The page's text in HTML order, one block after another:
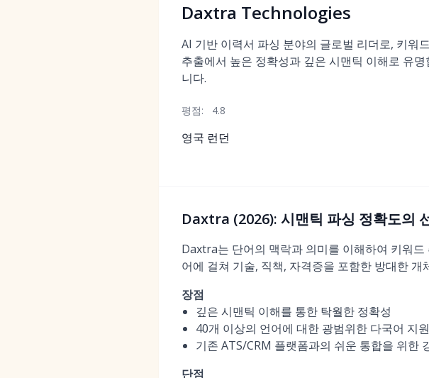
Daxtra Technologies
AI 기반 이력서 파싱 분야의 글로벌 리더로, 키워드
추출에서 높은 정확성과 깊은 시맨틱 이해로 유명
니다.
평점: 4.8
영국 런던
Daxtra (2026): 시맨틱 파싱 정확도의
Daxtra는 단어의 맥락과 의미를 이해하여 키워
어에 걸쳐 기술, 직책, 자격증을 포함한 방대한
장점
깊은 시맨틱 이해를 통한 탁월한 정확성
40개 이상의 언어에 대한 광범위한 다국어 지원
기존 ATS/CRM 플랫폼과의 쉬운 통합을 위한
단점